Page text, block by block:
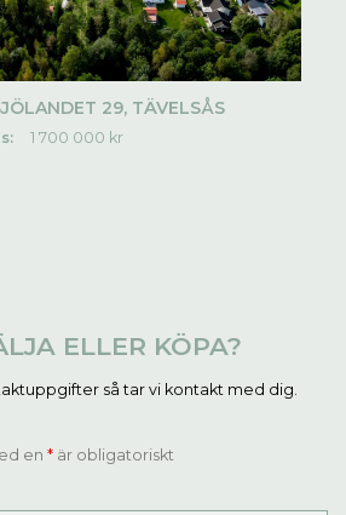
29, TÄVELSÅS
1 700 000 kr
ELLER KÖPA?
så tar vi kontakt med dig.
en * är obligatoriskt